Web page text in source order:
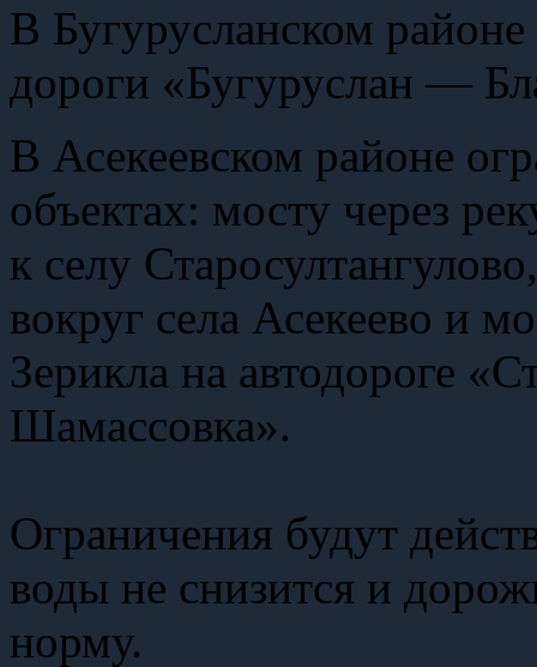
В Бугурусланском районе
дороги «Бугуруслан —
В Асекеевском районе
объектах: мосту через
к селу
вокруг села Асекеево и
Зерикла на автодороге
Шамассовка».
Ограничения будут
воды не снизится и
норму.